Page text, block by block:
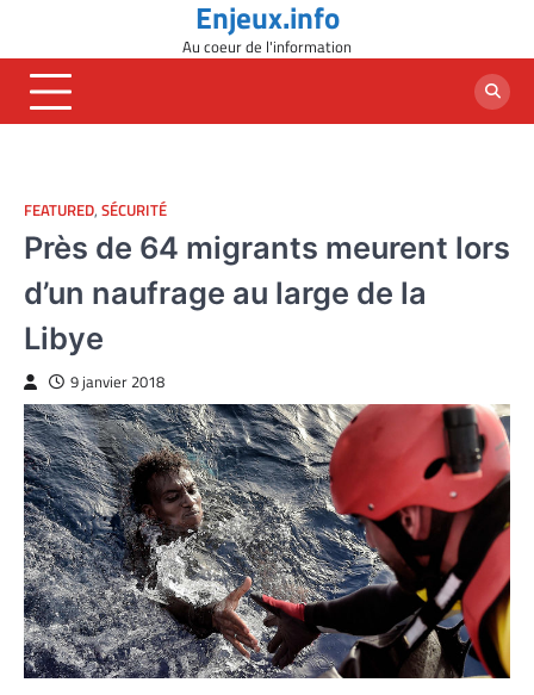
content
Enjeux.info
Au coeur de l'information
FEATURED, SÉCURITÉ
Près de 64 migrants meurent lors
d’un naufrage au large de la
Libye
9 janvier 2018